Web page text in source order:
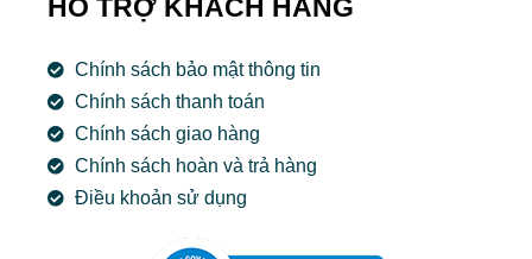
b
o
k
u
e
p
HỖ TRỢ KHÁCH HÀNG
Chính sách bảo mật thông tin
Chính sách thanh toán
Chính sách giao hàng
Chính sách hoàn và trả hàng
Điều khoản sử dụng